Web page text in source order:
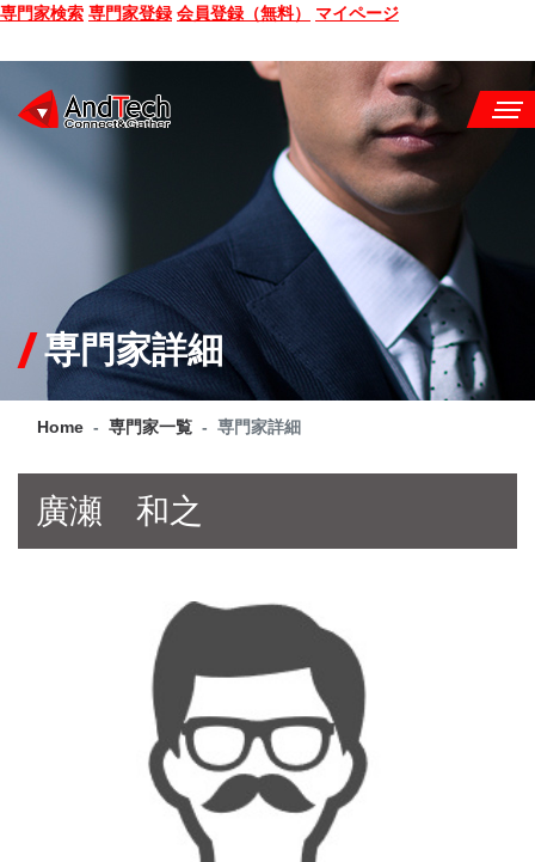
専門家検索 専門家登録 会員登録（無料） マイページ
CONSULTING
SERVICE
COMPANY
Q&A
専門家詳細
Home 専門家一覧 専門家詳細
廣瀬 和之